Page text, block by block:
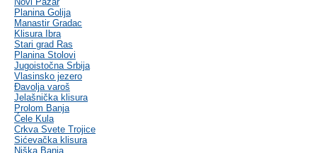
Planina Golija
Manastir Gradac
Klisura Ibra
Stari grad Ras
Planina Stolovi
Jugoistočna Srbija
Vlasinsko jezero
Đavolja varoš
Jelašnička klisura
Prolom Banja
Ćele Kula
Crkva Svete Trojice
Sićevačka klisura
Niška Banja